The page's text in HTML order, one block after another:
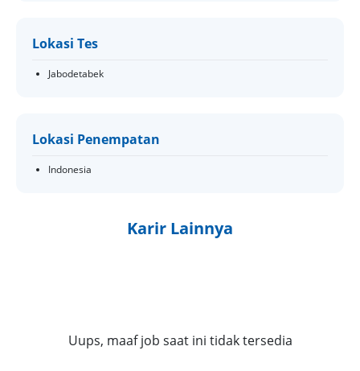
Lokasi Tes
Jabodetabek
Lokasi Penempatan
Indonesia
Karir Lainnya
Uups, maaf job saat ini tidak tersedia